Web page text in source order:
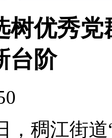
树优秀
台阶
，稠江街